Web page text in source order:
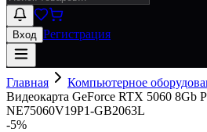
Вход Регистрация
Главная Компьютерное
Видеокарта GeForce RTX 5060 8Gb
NE75060V19P1-GB2063L
-5%